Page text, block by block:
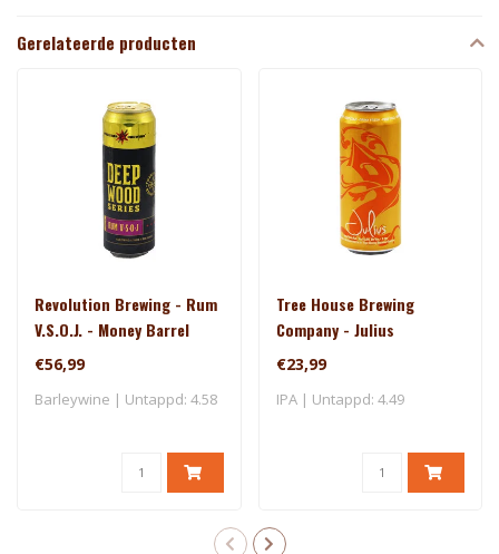
Gerelateerde producten
Revolution Brewing - Rum
V.S.O.J. - Money Barrel
(2025)
€56,99
Barleywine | Untappd: 4.58
Tree House Brewing
Company - Julius
€23,99
IPA | Untappd: 4.49